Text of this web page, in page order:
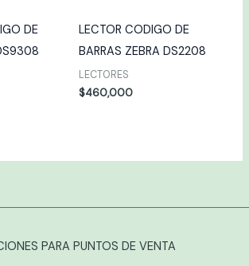
DE
LECTOR CODIGO DE
BARRAS ZEBRA DS2208
LECTORES
$460,000
PARA PUNTOS DE VENTA